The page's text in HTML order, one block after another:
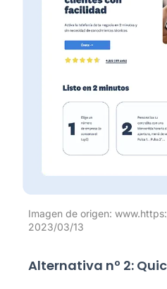
Alternativa nº 2:
Imagen de origen:
2023/03/13